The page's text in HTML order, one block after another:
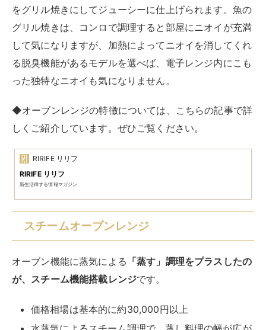
をグリル焼きにしてジューシーに仕上げられます。魚の
グリル焼きは、コンロで調理すると部屋にニオイが充満
して気になりますが、加熱によってニオイを消してくれ
る脱臭機能があるモデルを選べば、電子レンジ内にこも
った独特なニオイも気になりません。
◆オーブンレンジの特徴については、こちらの記事で詳
しくご紹介しています。ぜひご覧ください。
RIRIFE リリフ
RIRIFE リリフ
新生活得する情報マガジン
スチームオーブンレンジ
オーブン機能に蒸気による 「蒸す」調理をプラスしたの
が、スチーム機能搭載レンジです。
価格相場は基本的に約30,000円以上